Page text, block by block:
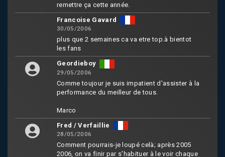
remettre ça cette année.
Francoise Gavard
30/05/2006
plus que 2 semaines ca va etre top.à bientot
les fans
Geordieboy
29/05/2006
Comme toujour je suis impatient d'assister à la
performance du meilleur de tous.
Marco
Fred / Verfaillie
28/05/2006
Comment pourrais-je loupé celà; après 2005
2006, on va finir par s'habituer à le voir chaque